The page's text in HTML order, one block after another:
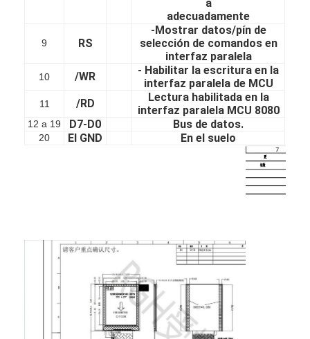
a
adecuadamente
9 RS
-Mostrar datos/pín de
selección de comandos en
interfaz paralela
10 /WR
- Habilitar la escritura en la
interfaz paralela de MCU
11 /RD
Lectura habilitada en la
interfaz paralela MCU 8080
12 a 19 D7-D0 Bus de datos.
20 El GND En el suelo